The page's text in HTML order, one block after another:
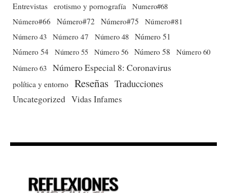
Entrevistas erotismo y pornografía
Numero#68
Número#66
Número#72 Número#75
Número#81
Número 43 Número 47 Número 48 Número 51
Número 54 Número 55 Número 56 Número 58
Número 60
Número 63 Número Especial 8: Coronavirus
política y entorno Reseñas Traducciones
Uncategorized Vidas Infames